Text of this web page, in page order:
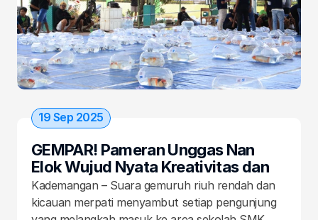
dengan anggun dalam bak-bak berderet. Mereka
adalah ikan koi, si ‘jewel of the pond’ (permata
kolam), yang siap diadu keindahan, bentuk, dan
warnanya dalam “2nd SKANEKA InnoFest
Kontes Koi Festival 2025”.
GEMPAR! Pameran Unggas Nan
Elok Wujud Nyata Kreativitas dan
Kewirausahaan Siswa SMK
Kademangan
Kademangan – Suara gemuruh riuh rendah dan
kicauan merpati menyambut setiap pengunjung
19 Sep 2025